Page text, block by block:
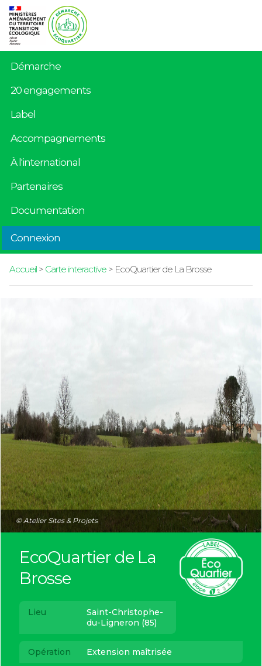
Démarche
20 engagements
Label
Accompagnements
À l'international
Partenaires
Documentation
Connexion
Accueil> Carte interactive> EcoQuartier de La Brosse
© Atelier Sites & Projets
EcoQuartier de La
Brosse
Lieu
Saint-Christophe-
du-Ligneron (85)
Opération Extension maîtrisée